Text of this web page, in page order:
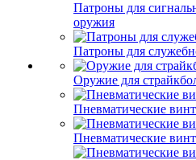
Патроны для
оружия
Патроны для
Оружие для
Пневматические
Пневматические